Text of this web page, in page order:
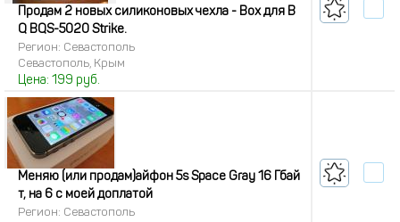
Продам 2 новых силиконовых чехла - Box для B
Q BQS-5020 Strike.
Регион: Севастополь
Севастополь, Крым
Цена: 199 руб.
Меняю (или продам)айфон 5s Space Gray 16 Гбай
т, на 6 с моей доплатой
Регион: Севастополь